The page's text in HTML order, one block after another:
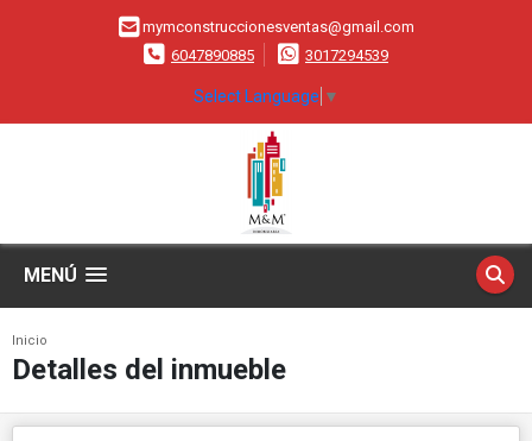
mymconstruccionesventas@gmail.com
6047890885
3017294539
Select Language ▼
MENÚ
Inicio
Detalles del inmueble